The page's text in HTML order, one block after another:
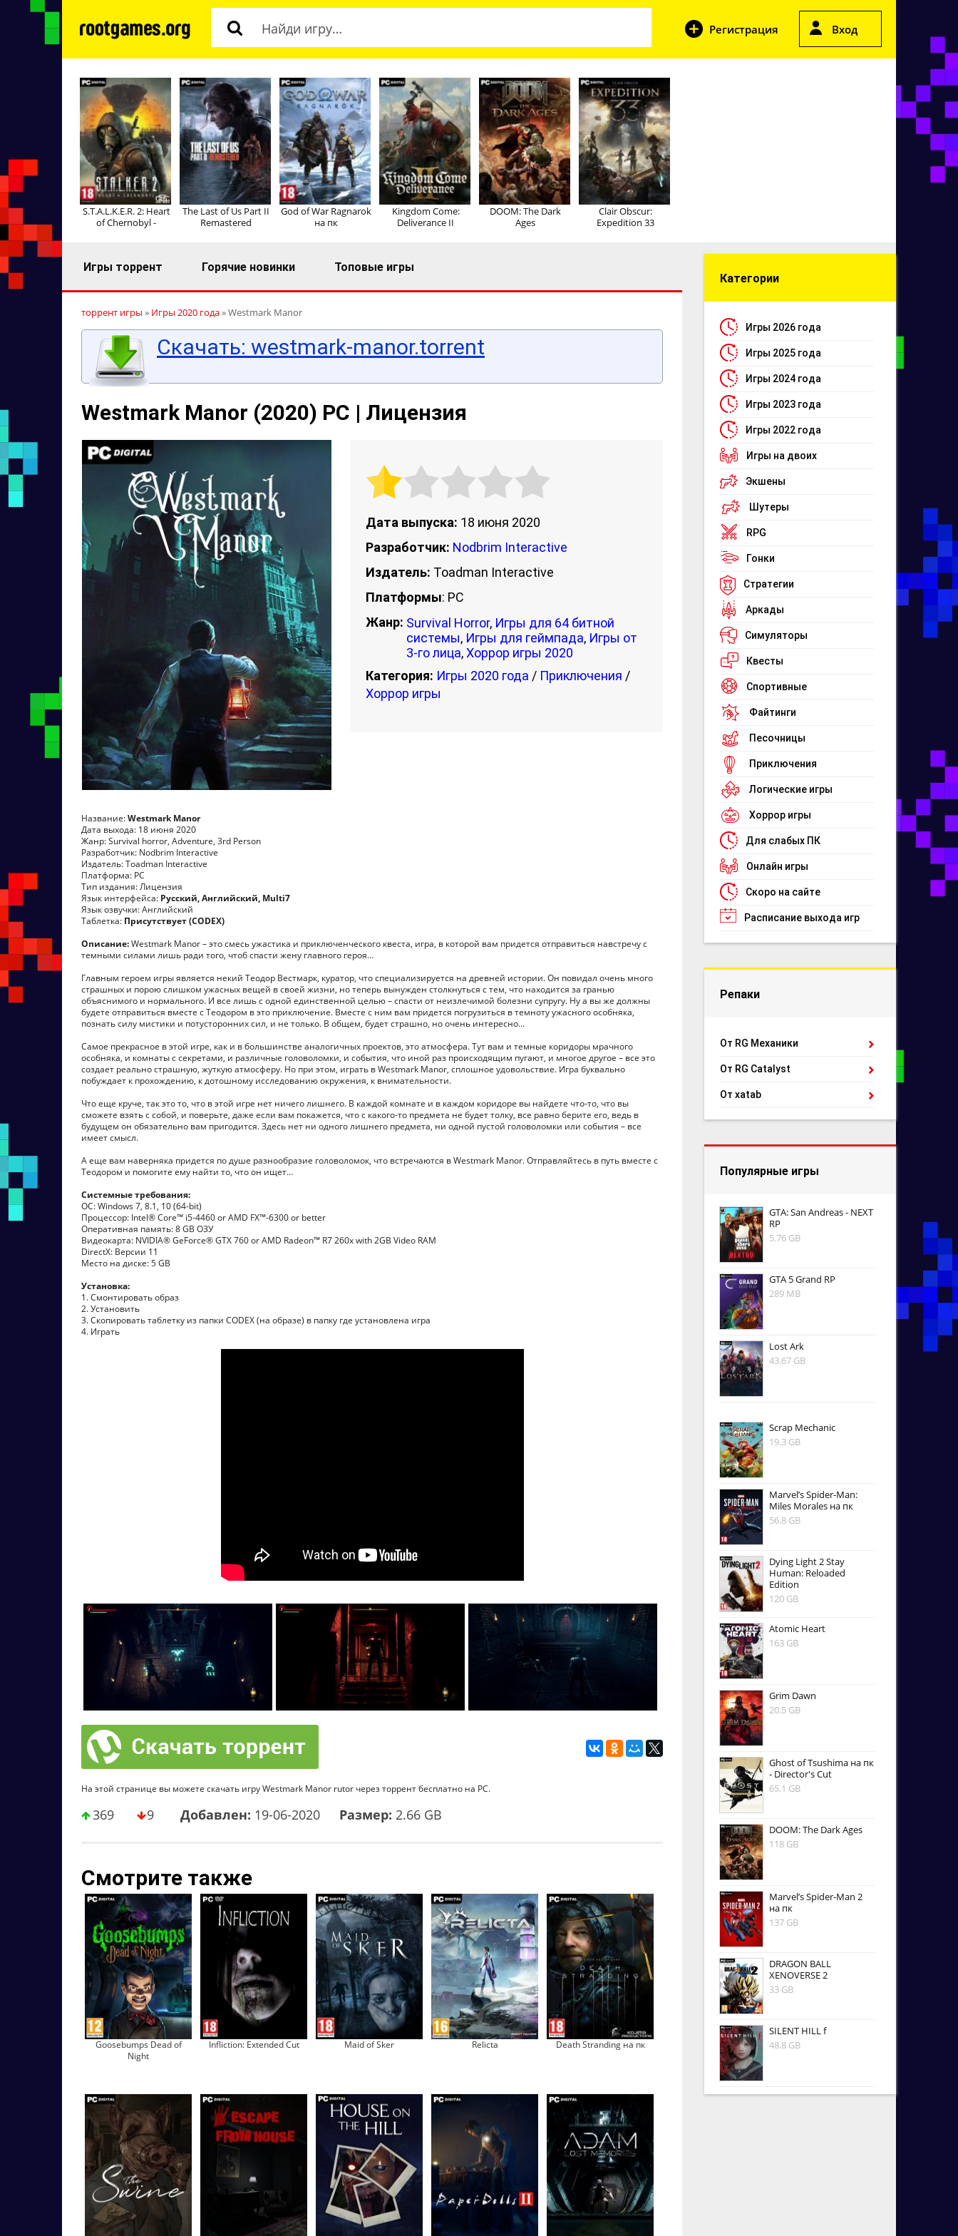
Регистрация Вход
S.T.A.L.K.E.R. 2: Heart
of Chernobyl -
The Last of Us Part II
Remastered
God of War Ragnarok
на пк
Kingdom Come:
Deliverance II
DOOM: The Dark
Ages
Clair Obscur:
Expedition 33
Игры торрент Горячие новинки Топовые игры
торрент игры » Игры 2020 года» Westmark Manor
Скачать: westmark-manor.torrent
Westmark Manor (2020) PC | Лицензия
Дата выпуска: 18 июня 2020
Разработчик: Nodbrim Interactive
Издатель: Toadman Interactive
Платформы: PC
Жанр: Survival Horror, Игры для 64 битной
системы, Игры для геймпада, Игры от
3-го лица,Хоррор игры 2020
Категория: Игры 2020 года / Приключения /
Хоррор игры
Название:Westmark Manor
Дата выхода: 18 июня 2020
Жанр: Survival horror, Adventure, 3rd Person
Разработчик: Nodbrim Interactive
Издатель: Toadman Interactive
Платформа: PC
Тип издания: Лицензия
Язык интерфейса: Русский, Английский, Multi7
Язык озвучки: Английский
Таблетка: Присутствует (CODEX)
Описание:Westmark Manor – это смесь ужастика и приключенческого квеста, игра, в которой вам придется отправиться навстречу с
темными силами лишь ради того, чтоб спасти жену главного героя…
Главным героем игры является некий Теодор Вестмарк, куратор, что специализируется на древней истории. Он повидал очень много
страшных и порою слишком ужасных вещей в своей жизни, но теперь вынужден столкнуться с тем, что находится за гранью
объяснимого и нормального. И все лишь с одной единственной целью – спасти от неизлечимой болезни супругу. Ну а вы же должны
будете отправиться вместе с Теодором в это приключение. Вместе с ним вам придется погрузиться в темноту ужасного особняка,
познать силу мистики и потусторонних сил, и не только. В общем, будет страшно, но очень интересно…
Самое прекрасное в этой игре, как и в большинстве аналогичных проектов, это атмосфера. Тут вам и темные коридоры мрачного
особняка, и комнаты с секретами, и различные головоломки, и события, что иной раз происходящим пугают, и многое другое – все это
создает реально страшную, жуткую атмосферу. Но при этом, играть в Westmark Manor, сплошное удовольствие. Игра буквально
побуждает к прохождению, к дотошному исследованию окружения, к внимательности.
Что еще круче, так это то, что в этой игре нет ничего лишнего. В каждой комнате и в каждом коридоре вы найдете что-то, что вы
сможете взять с собой, и поверьте, даже если вам покажется, что с какого-то предмета не будет толку, все равно берите его, ведь в
будущем он обязательно вам пригодится. Здесь нет ни одного лишнего предмета, ни одной пустой головоломки или события – все
имеет смысл.
А еще вам наверняка придется по душе разнообразие головоломок, что встречаются в Westmark Manor. Отправляйтесь в путь вместе с
Теодором и помогите ему найти то, что он ищет…
Системные требования:
ОС: Windows 7, 8.1, 10 (64-bit)
Процессор: Intel® Core™ i5-4460 or AMD FX™-6300 or better
Оперативная память: 8 GB ОЗУ
Видеокарта: NVIDIA® GeForce® GTX 760 or AMD Radeon™ R7 260x with 2GB Video RAM
DirectX: Версии 11
Место на диске: 5 GB
Установка:
1. Смонтировать образ
2. Установить
3. Скопировать таблетку из папки CODEX (на образе) в папку где установлена игра
4. Играть
На этой странице вы можете скачать игру Westmark Manor rutor через торрент бесплатно на PC.
369 9 Добавлен: 19-06-2020 Размер: 2.66 GB
Смотрите также
Goosebumps Dead of
Night
Infliction: Extended Cut Maid of Sker Relicta Death Stranding на пк
Категории
Игры 2026 года
Игры 2025 года
Игры 2024 года
Игры 2023 года
Игры 2022 года
Игры на двоих
Экшены
Шутеры
RPG
Гонки
Стратегии
Аркады
Симуляторы
Квесты
Спортивные
Файтинги
Песочницы
Приключения
Логические игры
Хоррор игры
Для слабых ПК
Онлайн игры
Скоро на сайте
Расписание выхода игр
Репаки
От RG Механики
От RG Catalyst
От xatab
Популярные игры
GTA: San Andreas - NEXT
RP
5.76 GB
GTA 5 Grand RP
289 MB
Lost Ark
43.67 GB
Scrap Mechanic
19.3 GB
Marvel’s Spider-Man:
Miles Morales на пк
56.8 GB
Dying Light 2 Stay
Human: Reloaded
Edition
120 GB
Atomic Heart
163 GB
Grim Dawn
20.5 GB
Ghost of Tsushima на пк
- Director's Cut
65.1 GB
DOOM: The Dark Ages
118 GB
Marvel’s Spider-Man 2
на пк
137 GB
DRAGON BALL
XENOVERSE 2
33 GB
SILENT HILL f
48.8 GB